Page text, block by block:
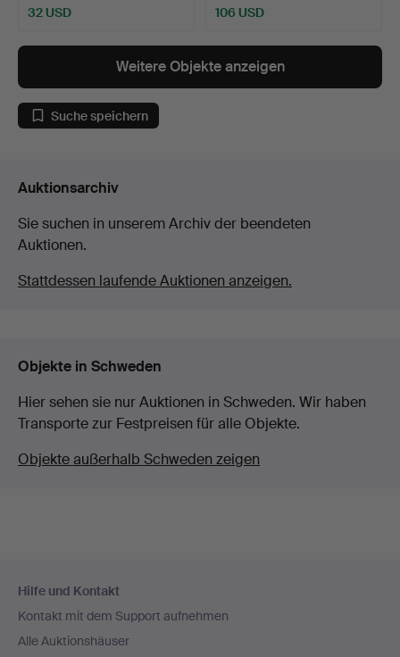
32 USD 106 USD
Weitere Objekte anzeigen
Suche speichern
Auktionsarchiv
Sie suchen in unserem Archiv der beendeten
Auktionen.
Stattdessen laufende Auktionen anzeigen.
Objekte in Schweden
Hier sehen sie nur Auktionen in Schweden. Wir haben
Transporte zur Festpreisen für alle Objekte.
Objekte außerhalb Schweden zeigen
Navigation
Hilfe und Kontakt
Kontakt mit dem Support aufnehmen
Alle Auktionshäuser